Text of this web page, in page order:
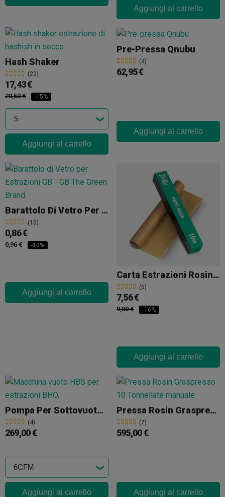
Aggiungi al carrello
Hash Shaker
(22)
17,43 €
20,50 € -15%
Aggiungi al carrello
Pre-Pressa Qnubu
(4)
62,95 €
Aggiungi al carrello
Barattolo Di Vetro Per Estrazioni GB
(15)
0,86 €
0,96 € -10%
Aggiungi al carrello
Carta Estrazioni Rosin GB
(6)
7,56 €
9,00 € -16%
Aggiungi al carrello
Pompa Per Sottovuoto HBS
(4)
269,00 €
Aggiungi al carrello
Pressa Rosin Graspresso GP6 10 Tonnellate Manuale
(7)
595,00 €
Aggiungi al carrello